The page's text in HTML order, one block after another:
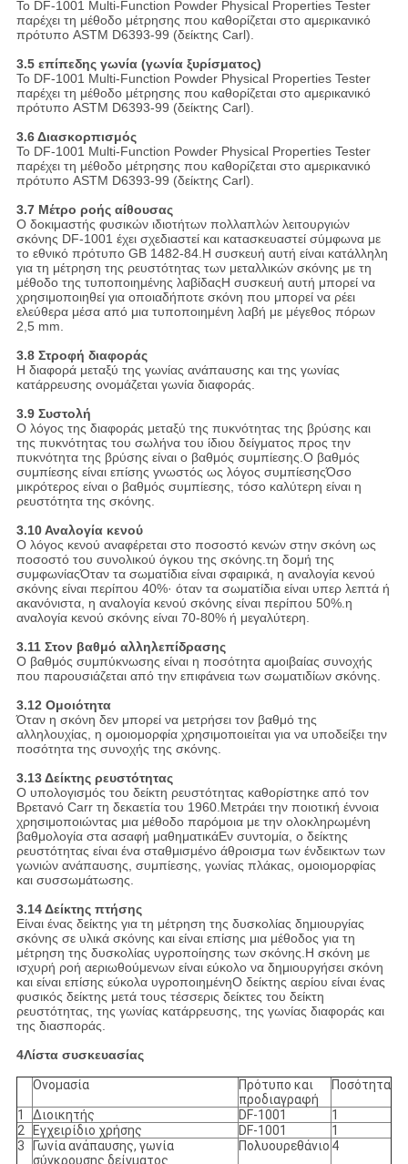
Το DF-1001 Multi-Function Powder Physical Properties Tester
παρέχει τη μέθοδο μέτρησης που καθορίζεται στο αμερικανικό
πρότυπο ASTM D6393-99 (δείκτης Carl).
3.5 επίπεδης γωνία (γωνία ξυρίσματος)
Το DF-1001 Multi-Function Powder Physical Properties Tester
παρέχει τη μέθοδο μέτρησης που καθορίζεται στο αμερικανικό
πρότυπο ASTM D6393-99 (δείκτης Carl).
3.6 Διασκορπισμός
Το DF-1001 Multi-Function Powder Physical Properties Tester
παρέχει τη μέθοδο μέτρησης που καθορίζεται στο αμερικανικό
πρότυπο ASTM D6393-99 (δείκτης Carl).
3.7 Μέτρο ροής αίθουσας
Ο δοκιμαστής φυσικών ιδιοτήτων πολλαπλών λειτουργιών
σκόνης DF-1001 έχει σχεδιαστεί και κατασκευαστεί σύμφωνα με
το εθνικό πρότυπο GB 1482-84.Η συσκευή αυτή είναι κατάλληλη
για τη μέτρηση της ρευστότητας των μεταλλικών σκόνης με τη
μέθοδο της τυποποιημένης λαβίδαςΗ συσκευή αυτή μπορεί να
χρησιμοποιηθεί για οποιαδήποτε σκόνη που μπορεί να ρέει
ελεύθερα μέσα από μια τυποποιημένη λαβή με μέγεθος πόρων
2,5 mm.
3.8 Στροφή διαφοράς
Η διαφορά μεταξύ της γωνίας ανάπαυσης και της γωνίας
κατάρρευσης ονομάζεται γωνία διαφοράς.
3.9 Συστολή
Ο λόγος της διαφοράς μεταξύ της πυκνότητας της βρύσης και
της πυκνότητας του σωλήνα του ίδιου δείγματος προς την
πυκνότητα της βρύσης είναι ο βαθμός συμπίεσης.Ο βαθμός
συμπίεσης είναι επίσης γνωστός ως λόγος συμπίεσηςΌσο
μικρότερος είναι ο βαθμός συμπίεσης, τόσο καλύτερη είναι η
ρευστότητα της σκόνης.
3.10 Αναλογία κενού
Ο λόγος κενού αναφέρεται στο ποσοστό κενών στην σκόνη ως
ποσοστό του συνολικού όγκου της σκόνης.τη δομή της
συμφωνίαςΌταν τα σωματίδια είναι σφαιρικά, η αναλογία κενού
σκόνης είναι περίπου 40%· όταν τα σωματίδια είναι υπερ λεπτά ή
ακανόνιστα, η αναλογία κενού σκόνης είναι περίπου 50%.η
αναλογία κενού σκόνης είναι 70-80% ή μεγαλύτερη.
3.11 Στον βαθμό αλληλεπίδρασης
Ο βαθμός συμπύκνωσης είναι η ποσότητα αμοιβαίας συνοχής
που παρουσιάζεται από την επιφάνεια των σωματιδίων σκόνης.
3.12 Ομοιότητα
Όταν η σκόνη δεν μπορεί να μετρήσει τον βαθμό της
αλληλουχίας, η ομοιομορφία χρησιμοποιείται για να υποδείξει την
ποσότητα της συνοχής της σκόνης.
3.13 Δείκτης ρευστότητας
Ο υπολογισμός του δείκτη ρευστότητας καθορίστηκε από τον
Βρετανό Carr τη δεκαετία του 1960.Μετράει την ποιοτική έννοια
χρησιμοποιώντας μια μέθοδο παρόμοια με την ολοκληρωμένη
βαθμολογία στα ασαφή μαθηματικάΕν συντομία, ο δείκτης
ρευστότητας είναι ένα σταθμισμένο άθροισμα των ένδεικτων των
γωνιών ανάπαυσης, συμπίεσης, γωνίας πλάκας, ομοιομορφίας
και συσσωμάτωσης.
3.14 Δείκτης πτήσης
Είναι ένας δείκτης για τη μέτρηση της δυσκολίας δημιουργίας
σκόνης σε υλικά σκόνης και είναι επίσης μια μέθοδος για τη
μέτρηση της δυσκολίας υγροποίησης των σκόνης.Η σκόνη με
ισχυρή ροή αεριωθούμενων είναι εύκολο να δημιουργήσει σκόνη
και είναι επίσης εύκολα υγροποιημένηΟ δείκτης αερίου είναι ένας
φυσικός δείκτης μετά τους τέσσερις δείκτες του δείκτη
ρευστότητας, της γωνίας κατάρρευσης, της γωνίας διαφοράς και
της διασποράς.
4Λίστα συσκευασίας
Ονομασία
Πρότυπο και
προδιαγραφή
Ποσότητα
1 Διοικητής DF-1001
1
2
Εγχειρίδιο χρήσης DF-1001
1
3
Γωνία ανάπαυσης, γωνία
σύγκρουσης δείγματος
Πολυουρεθάνιο 4